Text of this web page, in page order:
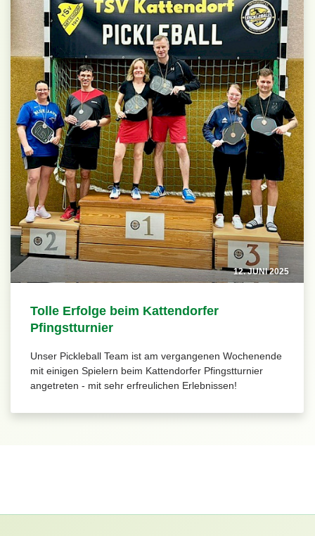
12. JUNI 2025
Tolle Erfolge beim Kattendorfer
Pfingstturnier
Unser Pickleball Team ist am vergangenen Wochenende
mit einigen Spielern beim Kattendorfer Pfingstturnier
angetreten - mit sehr erfreulichen Erlebnissen!